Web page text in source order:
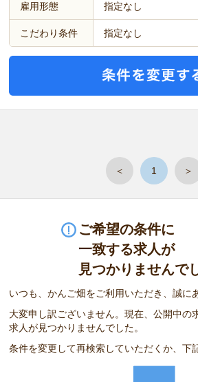
雇用形態 指定なし
こだわり条件 指定なし
＜ 1 ＞
ご希望の条件に
一致する求人が
見つかりませんで
いつも、かんご畑をご利用いただき、誠に
大変申し訳ございません。現在、公開中の
求人が見つかりませんでした。
条件を変更して再検索していただくか、下